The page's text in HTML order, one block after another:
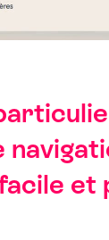
et